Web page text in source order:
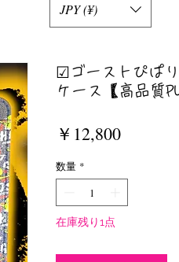
☑︎ゴーストぴぱ
ケース【高品質
￥12,800価
数量 *
在庫残り1点
JPY (¥)